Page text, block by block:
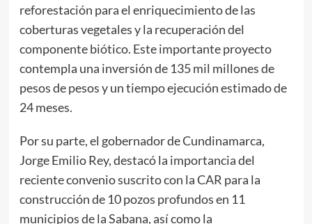
reforestación para el enriquecimiento de las
coberturas vegetales y la recuperación del
componente biótico. Este importante proyecto
contempla una inversión de 135 mil millones de
pesos de pesos y un tiempo ejecución estimado de
24 meses.
Por su parte, el gobernador de Cundinamarca,
Jorge Emilio Rey, destacó la importancia del
reciente convenio suscrito con la CAR para la
construcción de 10 pozos profundos en 11
municipios de la Sabana, así como la